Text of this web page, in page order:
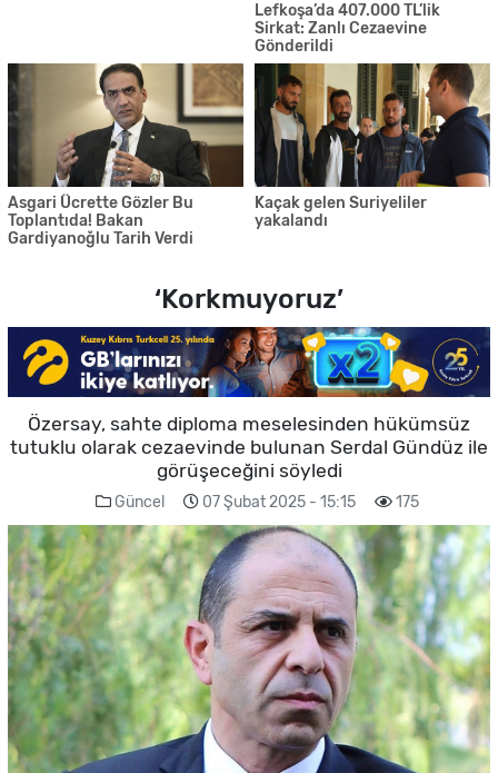
Lefkoşa’da 407.000 TL’lik
Sirkat: Zanlı Cezaevine
Gönderildi
Asgari Ücrette Gözler Bu
Toplantıda! Bakan
Gardiyanoğlu Tarih Verdi
Kaçak gelen Suriyeliler
yakalandı
‘Korkmuyoruz’
Özersay, sahte diploma meselesinden hükümsüz
tutuklu olarak cezaevinde bulunan Serdal Gündüz ile
görüşeceğini söyledi
Güncel 07 Şubat 2025 - 15:15 175